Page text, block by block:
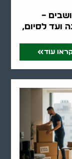
–
ועד לסיום,
עוד